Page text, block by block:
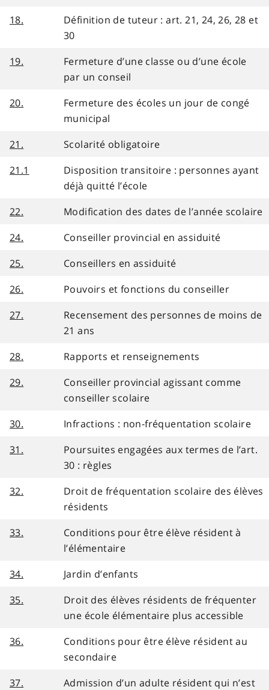
18.
Définition de tuteur : art. 21, 24, 26, 28 et
30
19.
Fermeture d’une classe ou d’une école
par un conseil
20.
Fermeture des écoles un jour de congé
municipal
21.
Scolarité obligatoire
21.1
Disposition transitoire : personnes ayant
déjà quitté l’école
22.
Modification des dates de l’année scolaire
24.
Conseiller provincial en assiduité
25.
Conseillers en assiduité
26.
Pouvoirs et fonctions du conseiller
27.
Recensement des personnes de moins de
21 ans
28.
Rapports et renseignements
29.
Conseiller provincial agissant comme
conseiller scolaire
30.
Infractions : non-fréquentation scolaire
31.
Poursuites engagées aux termes de l’art.
30 : règles
32.
Droit de fréquentation scolaire des élèves
résidents
33.
Conditions pour être élève résident à
l’élémentaire
34.
Jardin d’enfants
35.
Droit des élèves résidents de fréquenter
une école élémentaire plus accessible
36.
Conditions pour être élève résident au
secondaire
37.
Admission d’un adulte résident qui n’est